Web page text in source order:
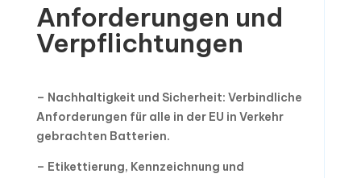
Anforderungen und
Verpflichtungen
– Nachhaltigkeit und Sicherheit: Verbindliche
Anforderungen für alle in der EU in Verkehr
gebrachten Batterien.
– Etikettierung, Kennzeichnung und